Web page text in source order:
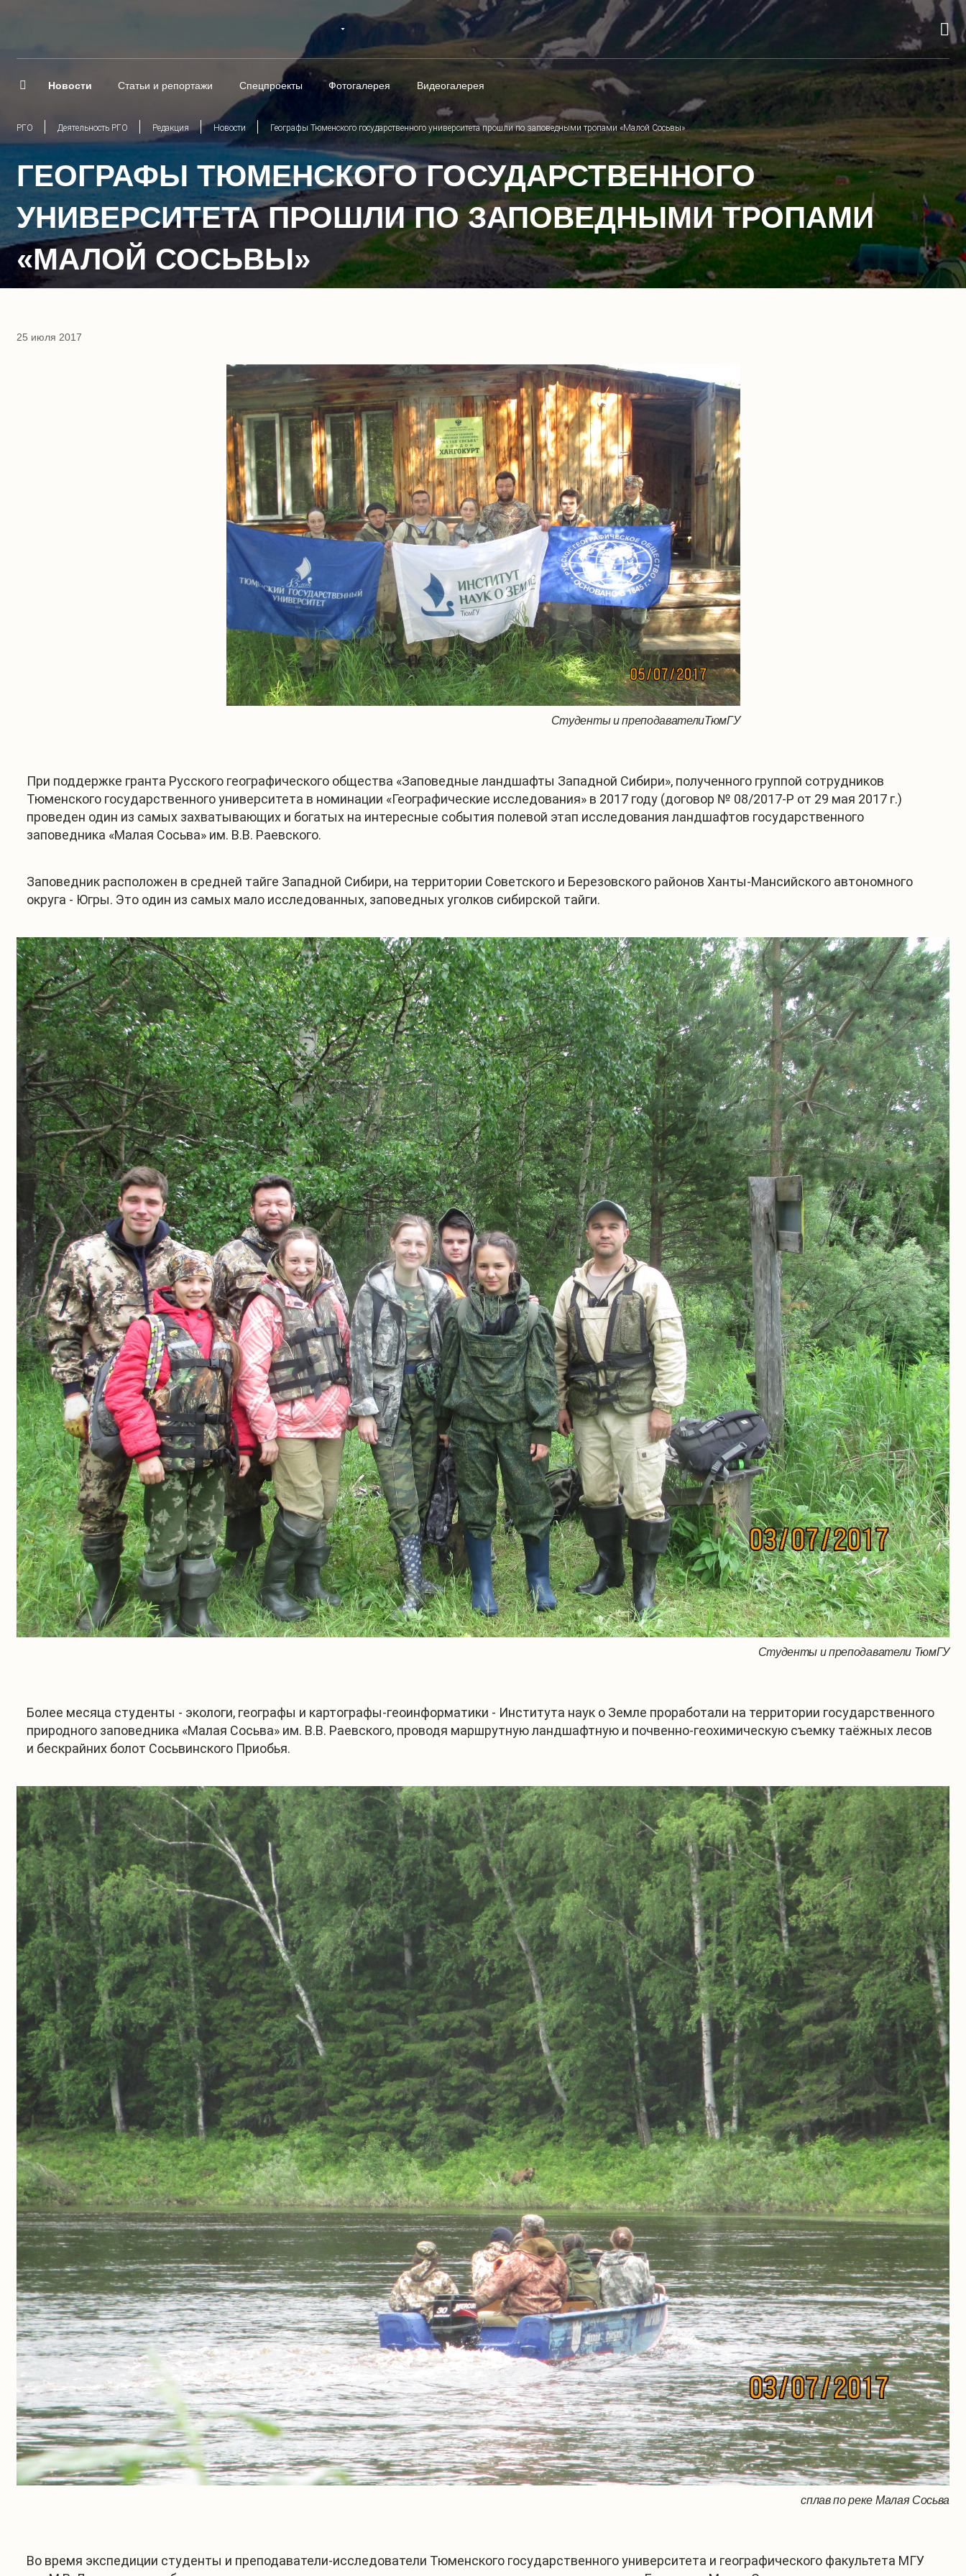
Новости Статьи и репортажи Спецпроекты Фотогалерея Видеогалерея
РГО Деятельность РГО Редакция Новости Географы Тюменского государственного университета прошли по заповедными тропами «Малой Сосьвы»
ГЕОГРАФЫ ТЮМЕНСКОГО ГОСУДАРСТВЕННОГО
УНИВЕРСИТЕТА ПРОШЛИ ПО ЗАПОВЕДНЫМИ ТРОПАМИ
«МАЛОЙ СОСЬВЫ»
25 июля 2017
Студенты и преподавателиТюмГУ
При поддержке гранта Русского географического общества «Заповедные ландшафты Западной Сибири», полученного группой сотрудников
Тюменского государственного университета в номинации «Географические исследования» в 2017 году (договор № 08/2017-Р от 29 мая 2017 г.)
проведен один из самых захватывающих и богатых на интересные события полевой этап исследования ландшафтов государственного
заповедника «Малая Сосьва» им. В.В. Раевского.
Заповедник расположен в средней тайге Западной Сибири, на территории Советского и Березовского районов Ханты-Мансийского автономного
округа - Югры. Это один из самых мало исследованных, заповедных уголков сибирской тайги.
Студенты и преподаватели ТюмГУ
Более месяца студенты - экологи, географы и картографы-геоинформатики - Института наук о Земле проработали на территории государственного
природного заповедника «Малая Сосьва» им. В.В. Раевского, проводя маршрутную ландшафтную и почвенно-геохимическую съемку таёжных лесов
и бескрайних болот Сосьвинского Приобья.
сплав по реке Малая Сосьва
Во время экспедиции студенты и преподаватели-исследователи Тюменского государственного университета и географического факультета МГУ